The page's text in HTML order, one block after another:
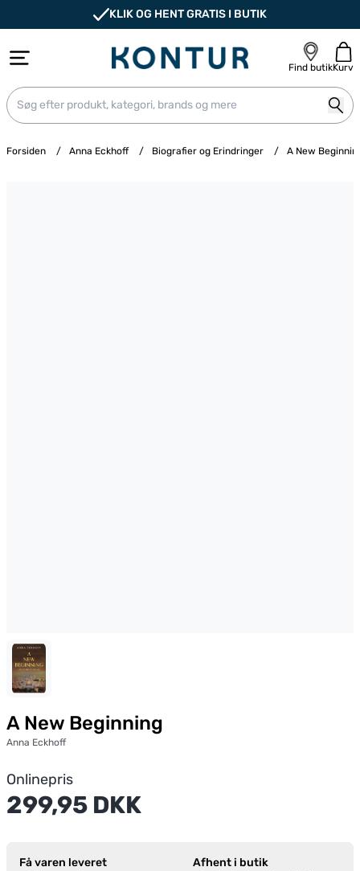
KLIK OG HENT GRATIS I BUTIK
Find butikKurv
Forsiden / Anna Eckhoff / Biografier og Erindringer / A New
A New Beginning
Anna Eckhoff
Onlinepris
299,95 DKK
Få varen leveret Afhent i butik